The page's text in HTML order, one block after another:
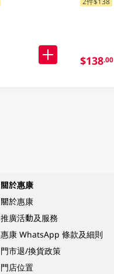
$138.00
關於惠康
關於惠康
推廣活動及服務
惠康 WhatsApp 條款及細則
門市退/換貨政策
門店位置